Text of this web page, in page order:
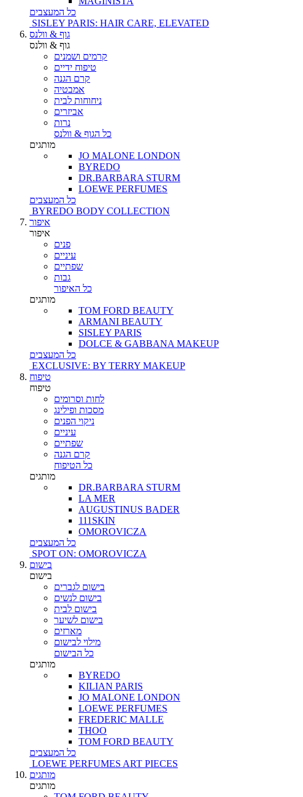
כל המעצבים
SISLEY PARIS: HAIR CARE, ELEVATED
גוף & וולנס
גוף & וולנס
קרמים ושמנים
טיפוח ידיים
קרם הגנה
אמבטיה
ניחוחות לבית
אביזרים
נרות
כל הגוף & וולנס
מותגים
JO MALONE LONDON
BYREDO
DR.BARBARA STURM
LOEWE PERFUMES
כל המעצבים
BYREDO BODY COLLECTION
איפור
איפור
פנים
עיניים
שפתיים
גבות
כל האיפור
מותגים
TOM FORD BEAUTY
ARMANI BEAUTY
SISLEY PARIS
DOLCE & GABBANA MAKEUP
כל המעצבים
EXCLUSIVE: BY TERRY MAKEUP
טיפוח
טיפוח
לחות וסרומים
מסכות ופילינג
ניקוי הפנים
עיניים
שפתיים
קרם הגנה
כל הטיפוח
מותגים
DR.BARBARA STURM
LA MER
AUGUSTINUS BADER
111SKIN
OMOROVICZA
כל המעצבים
SPOT ON: OMOROVICZA
בישום
בישום
בישום לגברים
בישום לנשים
בישום לבית
בישום לשיער
מארזים
מילוי לבישום
כל הבישום
מותגים
BYREDO
KILIAN PARIS
JO MALONE LONDON
LOEWE PERFUMES
FREDERIC MALLE
THOO
TOM FORD BEAUTY
כל המעצבים
LOEWE PERFUMES ART PIECES
מותגים
מותגים